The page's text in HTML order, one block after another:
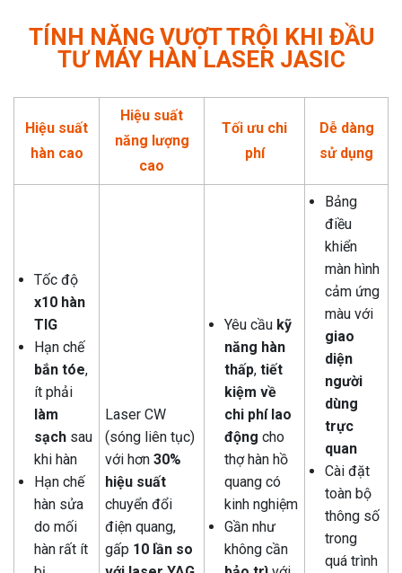
TÍNH NĂNG VƯỢT TRỘI KHI ĐẦU
TƯ MÁY HÀN LASER JASIC
Hiệu suất
hàn cao
Hiệu suất
năng lượng
cao
Tối ưu chi
phí
Dễ dàng
sử dụng
Tốc độ
x10 hàn
TIG
Hạn chế
bắn tóe,
ít phải
làm
sạch sau
khi hàn
Hạn chế
hàn sửa
do mối
hàn rất ít
Laser CW
(sóng liên tục)
với hơn30%
hiệu suất
chuyển đổi
điện quang,
gấp 10 lần so
Yêu cầu kỹ
năng hàn
thấp,tiết
kiệm về
chi phí lao
động cho
thợ hàn hồ
quang có
kinh nghiệm
Gần như
không cần
Bảng
điều
khiển
màn hình
cảm ứng
màu với
giao
diện
người
dùng
trực
quan
Cài đặt
toàn bộ
thông số
trong
quá trình